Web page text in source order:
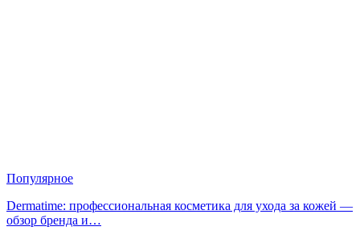
Популярное
Dermatime: профессиональная косметика для ухода за кожей —
обзор бренда и…